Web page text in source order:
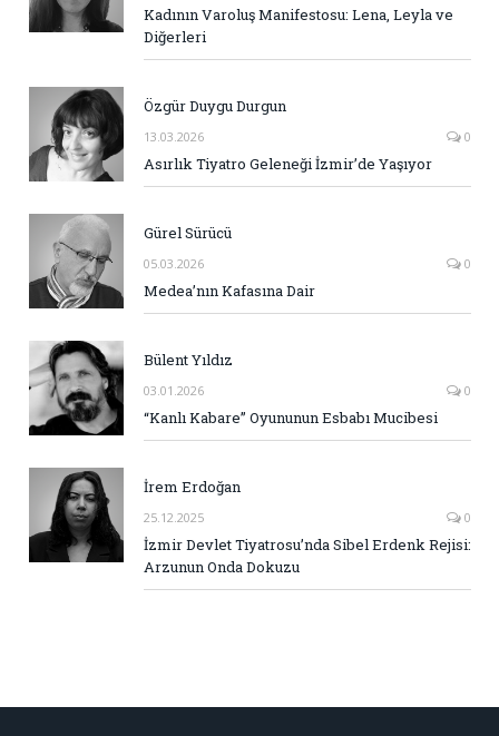
Kadının Varoluş Manifestosu: Lena, Leyla ve
Diğerleri
Özgür Duygu Durgun
13.03.2026 0
Asırlık Tiyatro Geleneği İzmir’de Yaşıyor
Gürel Sürücü
05.03.2026 0
Medea’nın Kafasına Dair
Bülent Yıldız
03.01.2026 0
“Kanlı Kabare” Oyununun Esbabı Mucibesi
İrem Erdoğan
25.12.2025 0
İzmir Devlet Tiyatrosu’nda Sibel Erdenk Rejisi:
Arzunun Onda Dokuzu